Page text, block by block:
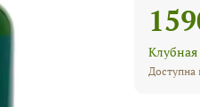
Доступна